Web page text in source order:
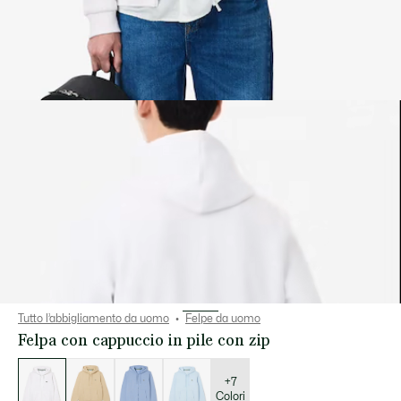
Tutto l’abbigliamento da uomo Felpe da uomo
Felpa con cappuccio in pile con zip
varianti
+7
Colori